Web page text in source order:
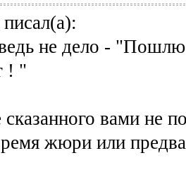
не дело -
! "
вами не
жюри или